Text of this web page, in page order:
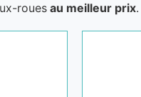
rouesau meilleur prix.